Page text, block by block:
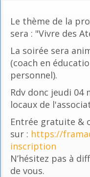
Le thème de la
sera : "Vivre des
La soirée sera
(coach en
personnel).
Rdv donc jeudi 04
locaux de
Entrée gratuite &
sur : https://
inscription
N’hésitez pas à
de vous.